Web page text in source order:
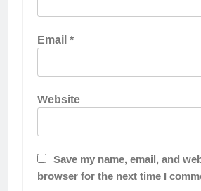
Email*
Website
Save my name, email, and
browser for the next time I